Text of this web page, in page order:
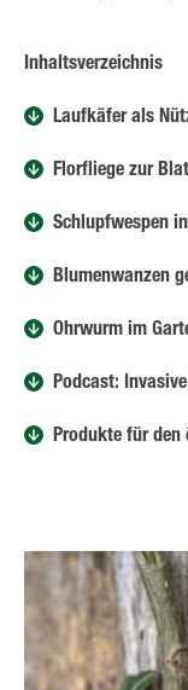
Inhaltsverzeichnis
Laufkäfer als
Florfliege zur
Schlupfwespen
Blumenwanzen
Ohrwurm im
Podcast:
Produkte für den